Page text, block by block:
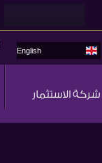
English
شركة الاستثمار